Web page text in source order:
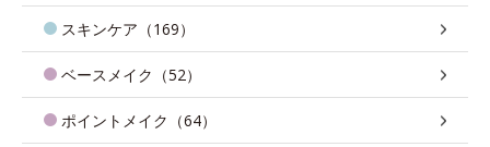
スキンケア（169）
ベースメイク（52）
ポイントメイク（64）